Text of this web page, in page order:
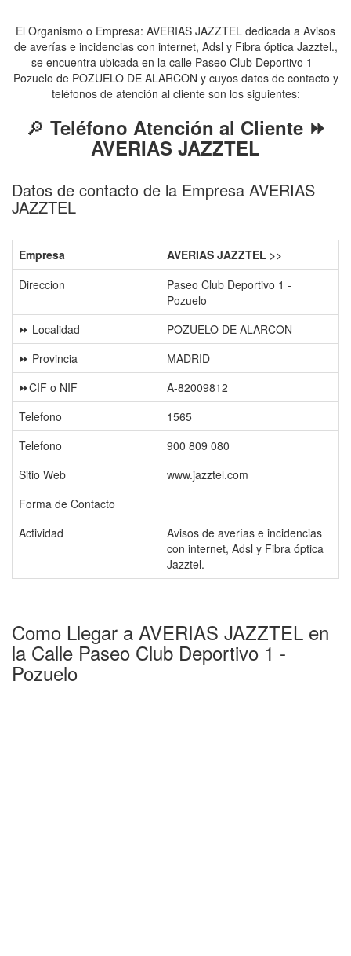
El Organismo o Empresa: AVERIAS JAZZTEL dedicada a Avisos
de averías e incidencias con internet, Adsl y Fibra óptica Jazztel.,
se encuentra ubicada en la calle Paseo Club Deportivo 1 -
Pozuelo de POZUELO DE ALARCON y cuyos datos de contacto y
teléfonos de atención al cliente son los siguientes:
🔎 Teléfono Atención al Cliente ⏩
AVERIAS JAZZTEL
Datos de contacto de la Empresa AVERIAS
JAZZTEL
Empresa
AVERIAS JAZZTEL >>
Direccion
Paseo Club Deportivo 1 -
Pozuelo
⏩ Localidad
POZUELO DE ALARCON
⏩ Provincia
MADRID
⏩CIF o NIF
A-82009812
Telefono
1565
Telefono
900 809 080
Sitio Web
www.jazztel.com
Forma de Contacto
Actividad
Avisos de averías e incidencias
con internet, Adsl y Fibra óptica
Jazztel.
Como Llegar a AVERIAS JAZZTEL en
la Calle Paseo Club Deportivo 1 -
Pozuelo